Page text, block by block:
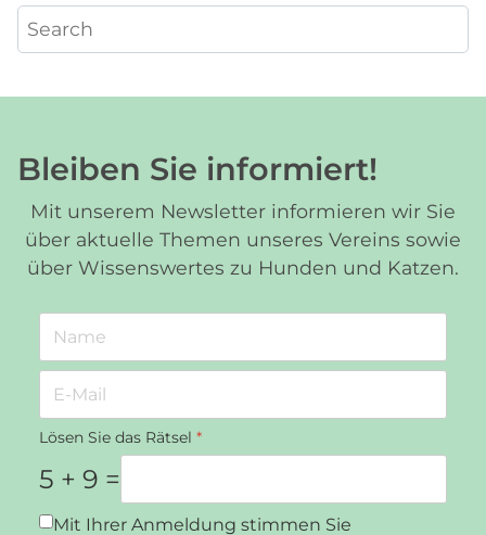
Bleiben Sie informiert!
Mit unserem Newsletter informieren wir Sie
über aktuelle Themen unseres Vereins sowie
über Wissenswertes zu Hunden und Katzen.
Lösen Sie das Rätsel *
5 + 9 =
Datenschutz*
Mit Ihrer Anmeldung stimmen Sie